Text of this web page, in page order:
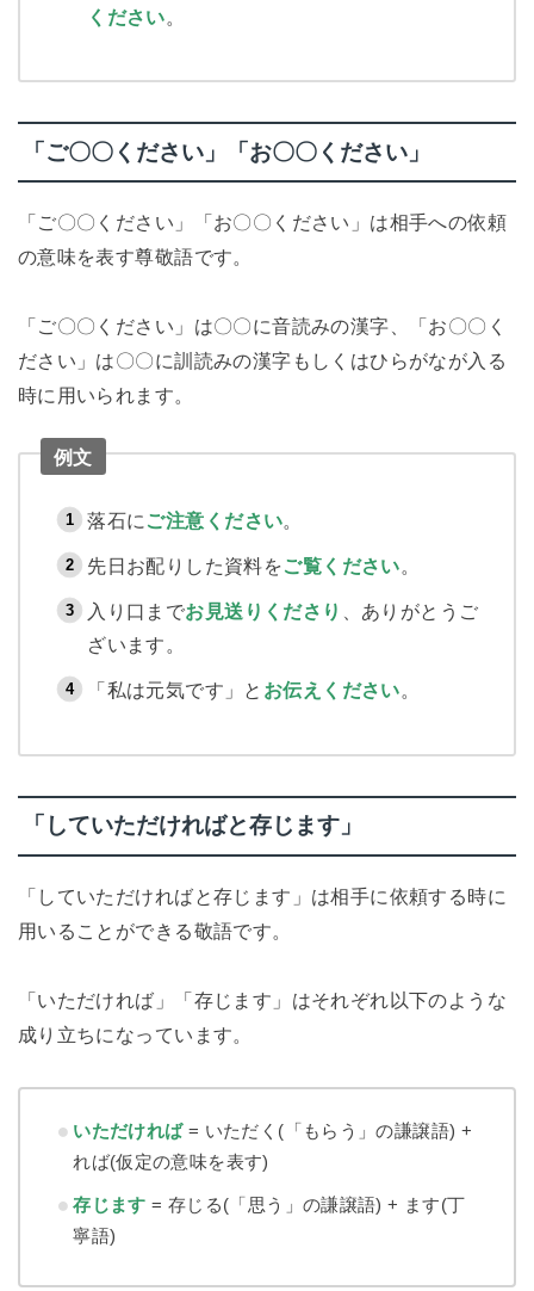
ください。
「ご〇〇ください」「お〇〇ください」
「ご〇〇ください」「お〇〇ください」は相手への依頼
の意味を表す尊敬語です。
「ご〇〇ください」は〇〇に音読みの漢字、「お〇〇く
ださい」は〇〇に訓読みの漢字もしくはひらがなが入る
時に用いられます。
例文
落石に ご注意ください。
先日お配りした資料をご覧ください。
入り口までお見送りくださり
、ありがとうご
ざいます。
「私は元気です」と お伝えください。
「していただければと存じます」
「していただければと存じます」は相手に依頼する時に
用いることができる敬語です。
「いただければ」「存じます」はそれぞれ以下のような
成り立ちになっています。
いただければ= いただく(「もらう」の謙譲語) +
れば(仮定の意味を表す)
存じます = 存じる(「思う」の謙譲語) + ます(丁
寧語)